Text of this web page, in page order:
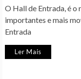
O Hall de Entrada, é o
importantes e mais
Entrada
Ler Mais